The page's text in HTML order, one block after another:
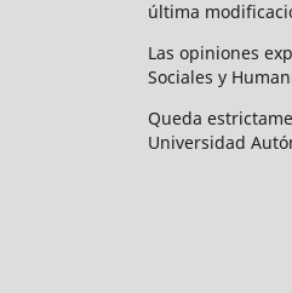
última
Las opiniones
Sociales y
Queda
Universidad